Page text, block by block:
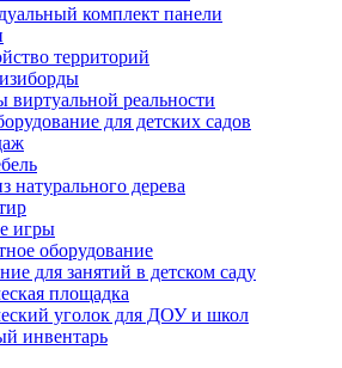
комплект панели
территорий
реальности
для детских садов
натурального дерева
игры
оборудование
для занятий в детском саду
площадка
уголок для ДОУ и школ
инвентарь